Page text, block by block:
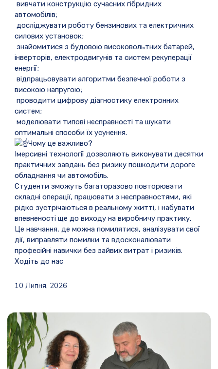
вивчати конструкцію сучасних гібридних
автомобілів;
досліджувати роботу бензинових та електричних
силових установок;
знайомитися з будовою високовольтних батарей,
інверторів, електродвигунів та систем рекуперації
енергії;
відпрацьовувати алгоритми безпечної роботи з
високою напругою;
проводити цифрову діагностику електронних
систем;
моделювати типові несправності та шукати
оптимальні способи їх усунення.
Чому це важливо?
Імерсивні технології дозволяють виконувати десятки
практичних завдань без ризику пошкодити дороге
обладнання чи автомобіль.
Студенти зможуть багаторазово повторювати
складні операції, працювати з несправностями, які
рідко зустрічаються в реальному житті, і набувати
впевненості ще до виходу на виробничу практику.
Це навчання, де можна помилятися, аналізувати свої
дії, виправляти помилки та вдосконалювати
професійні навички без зайвих витрат і ризиків.
Ходіть до нас
10 Липня, 2026